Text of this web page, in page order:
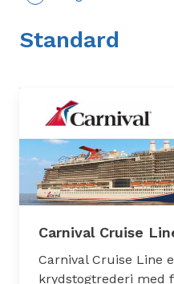
Standard
Carnival Cruise
Carnival Cruise Line
krydstogtrederi med